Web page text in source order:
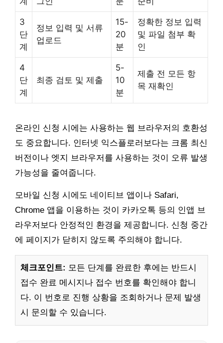
3
단
계
정보 입력 및 서류
업로드
15-
20
분
정확한 정보 입력
및 파일 첨부 확
인
4
단
계
최종 검토 및 제출
5-
10
분
제출 전 모든 항
목 재확인
온라인 신청 시에는 사용하는 웹 브라우저의 호환성
도 중요합니다. 인터넷 익스플로러보다는 크롬 최신
버전이나 엣지 브라우저를 사용하는 것이 오류 발생
가능성을 줄여줍니다.
모바일 신청 시에도 네이티브 앱이나 Safari,
Chrome 앱을 이용하는 것이 카카오톡 등의 인앱 브
라우저보다 안정적인 환경을 제공합니다. 신청 중간
에 페이지가 닫히지 않도록 주의해야 합니다.
체크포인트: 모든 단계를 완료한 후에는 반드시
접수 완료 메시지나 접수 번호를 확인해야 합니
다. 이 번호로 진행 상황을 조회하거나 문제 발생
시 문의할 수 있습니다.